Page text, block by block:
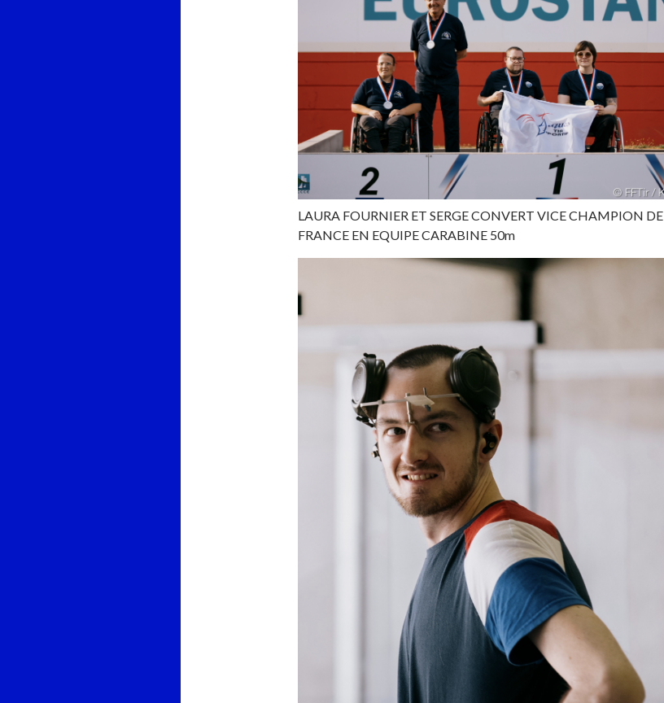
LAURA FOURNIER ET SERGE CONVERT VICE CHAMPION DE
FRANCE EN EQUIPE CARABINE 50m